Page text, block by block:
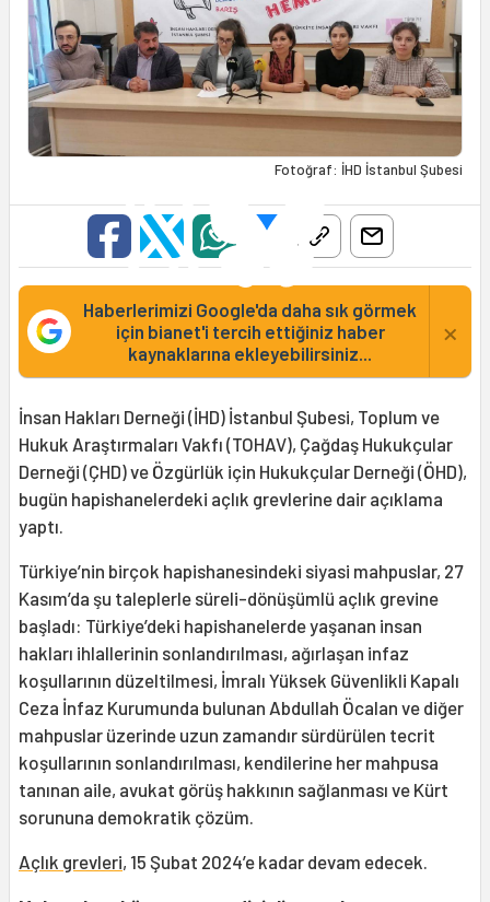
Fotoğraf: İHD İstanbul Şubesi
Haberlerimizi Google'da daha sık görmek
için bianet'i tercih ettiğiniz haber
kaynaklarına ekleyebilirsiniz...
×
İnsan Hakları Derneği (İHD) İstanbul Şubesi, Toplum ve
Hukuk Araştırmaları Vakfı (TOHAV), Çağdaş Hukukçular
Derneği (ÇHD) ve Özgürlük için Hukukçular Derneği (ÖHD),
bugün hapishanelerdeki açlık grevlerine dair açıklama
yaptı.
Türkiye’nin birçok hapishanesindeki siyasi mahpuslar, 27
Kasım’da şu taleplerle süreli-dönüşümlü açlık grevine
başladı: Türkiye’deki hapishanelerde yaşanan insan
hakları ihlallerinin sonlandırılması, ağırlaşan infaz
koşullarının düzeltilmesi, İmralı Yüksek Güvenlikli Kapalı
Ceza İnfaz Kurumunda bulunan Abdullah Öcalan ve diğer
mahpuslar üzerinde uzun zamandır sürdürülen tecrit
koşullarının sonlandırılması, kendilerine her mahpusa
tanınan aile, avukat görüş hakkının sağlanması ve Kürt
sorununa demokratik çözüm.
Açlık grevleri, 15 Şubat 2024’e kadar devam edecek.